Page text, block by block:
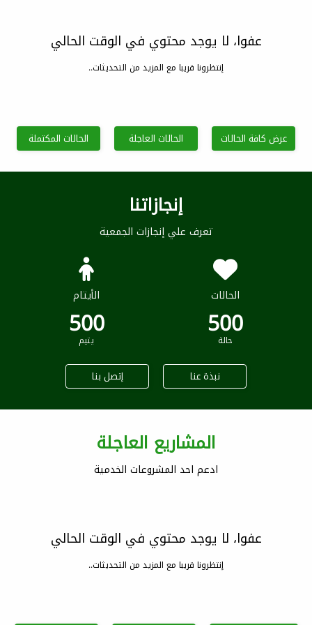
عفوا، لا يوجد محتوي في الوقت الحالي
إنتظرونا قريبا مع المزيد من التحديثات..
عرض كافة الحالات الحالات العاجلة الحالات المكتملة
إنجازاتنا
تعرف علي إنجازات الجمعية
الحالات
500
حالة
الأيتام
500
يتيم
نبذة عنا إتصل بنا
المشاريع العاجلة
ادعم احد المشروعات الخدمية
عفوا، لا يوجد محتوي في الوقت الحالي
إنتظرونا قريبا مع المزيد من التحديثات..